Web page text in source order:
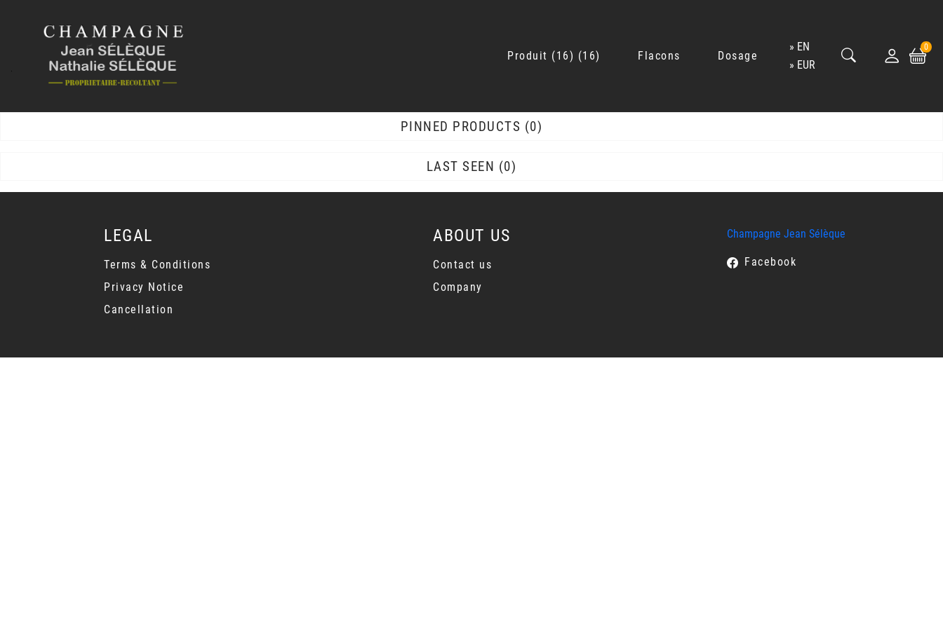
Produit 16 16 Flacons Dosage
EN
EUR
0
PINNED PRODUCTS 0
LAST SEEN 0
LEGAL
Terms & Conditions
Privacy Notice
Cancellation
ABOUT US
Contact us
Company
Champagne Jean Sélèque
Facebook